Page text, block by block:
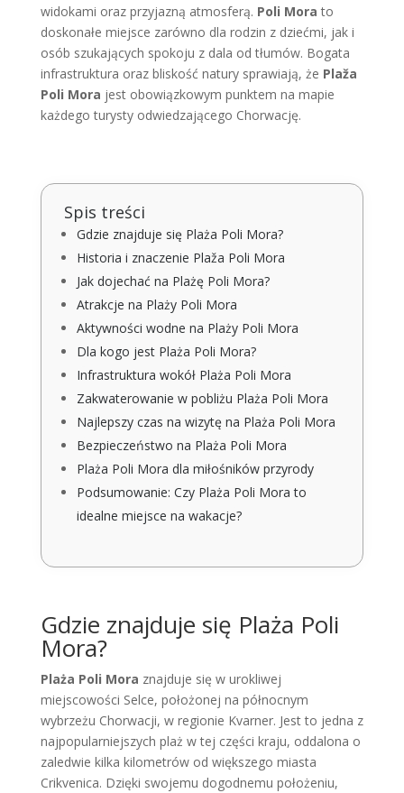
widokami oraz przyjazną atmosferą. Poli Mora to
doskonałe miejsce zarówno dla rodzin z dziećmi, jak i
osób szukających spokoju z dala od tłumów. Bogata
infrastruktura oraz bliskość natury sprawiają, że Plaža
Poli Mora jest obowiązkowym punktem na mapie
każdego turysty odwiedzającego Chorwację.
Spis treści
Gdzie znajduje się Plaża Poli Mora?
Historia i znaczenie Plaža Poli Mora
Jak dojechać na Plażę Poli Mora?
Atrakcje na Plaży Poli Mora
Aktywności wodne na Plaży Poli Mora
Dla kogo jest Plaża Poli Mora?
Infrastruktura wokół Plaża Poli Mora
Zakwaterowanie w pobliżu Plaża Poli Mora
Najlepszy czas na wizytę na Plaża Poli Mora
Bezpieczeństwo na Plaża Poli Mora
Plaża Poli Mora dla miłośników przyrody
Podsumowanie: Czy Plaża Poli Mora to
idealne miejsce na wakacje?
Gdzie znajduje się Plaża Poli
Mora?
Plaża Poli Mora znajduje się w urokliwej
miejscowości Selce, położonej na północnym
wybrzeżu Chorwacji, w regionie Kvarner. Jest to jedna z
najpopularniejszych plaż w tej części kraju, oddalona o
zaledwie kilka kilometrów od większego miasta
Crikvenica. Dzięki swojemu dogodnemu położeniu,